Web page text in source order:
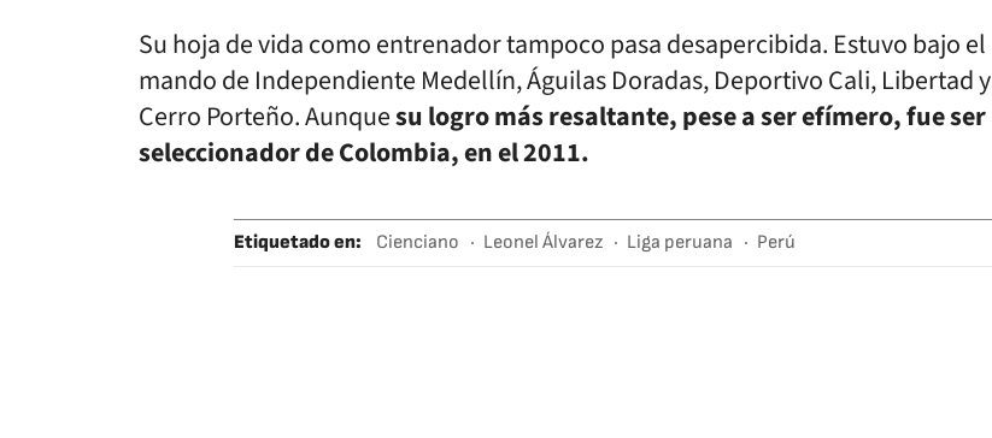
Su hoja de vida como entrenador tampoco pasa desapercibida. Estuvo bajo el
mando de Independiente Medellín, Águilas Doradas, Deportivo Cali, Libertad y
Cerro Porteño. Aunquesu logro más resaltante, pese a ser efímero, fue ser
seleccionador de Colombia, en el 2011.
Etiquetado en: Cienciano Leonel Álvarez Liga peruana Perú